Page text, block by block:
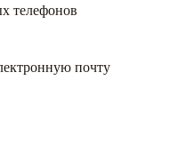
телефонов
почту